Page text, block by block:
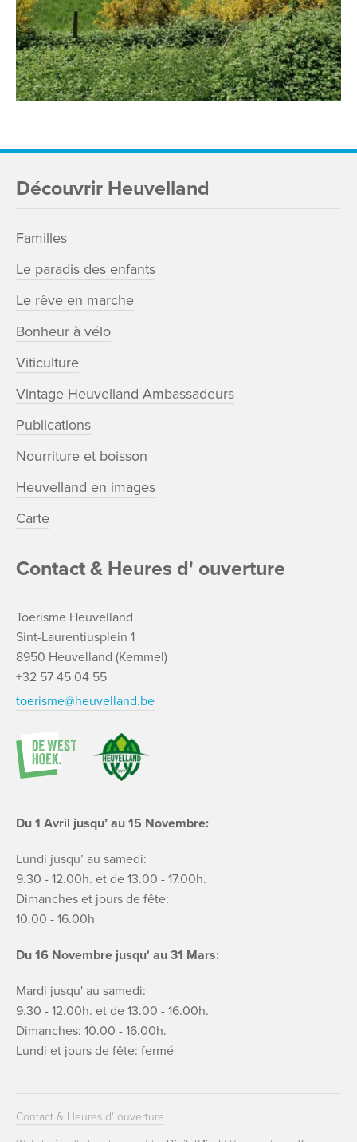
Découvrir Heuvelland
Familles
Le paradis des enfants
Le rêve en marche
Bonheur à vélo
Viticulture
Vintage Heuvelland Ambassadeurs
Publications
Nourriture et boisson
Heuvelland en images
Carte
Contact & Heures d' ouverture
Toerisme Heuvelland
Sint-Laurentiusplein 1
8950 Heuvelland (Kemmel)
+32 57 45 04 55
toerisme@heuvelland.be
Du 1 Avril jusqu’ au 15 Novembre:
Lundi jusqu’ au samedi:
9.30 - 12.00h. et de 13.00 - 17.00h.
Dimanches et jours de fête:
10.00 - 16.00h
Du 16 Novembre jusqu' au 31 Mars:
Mardi jusqu' au samedi:
9.30 - 12.00h. et de 13.00 - 16.00h.
Dimanches: 10.00 - 16.00h.
Lundi et jours de fête: fermé
Contact & Heures d' ouverture